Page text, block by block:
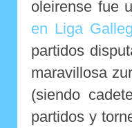
oleirense fue
en Liga
partidos
maravillosa
(siendo
partidos y